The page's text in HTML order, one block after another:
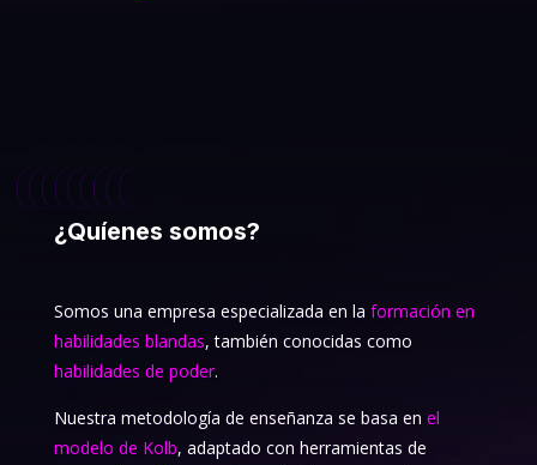
¿Quíenes somos?
Somos una empresa especializada en la formación en
habilidades blandas, también conocidas como
habilidades de poder.
Nuestra metodología de enseñanza se basa en el
modelo de Kolb, adaptado con herramientas de